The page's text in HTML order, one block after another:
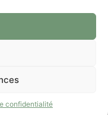
confidentialité